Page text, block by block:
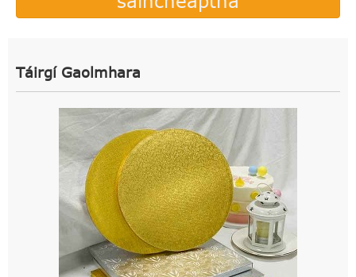
Táirgí Gaolmhara